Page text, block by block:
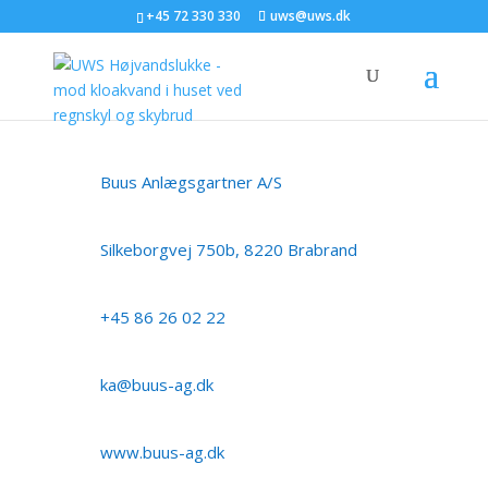
+45 72 330 330 uws@uws.dk
Buus Anlægsgartner A/S
Silkeborgvej 750b, 8220 Brabrand
+45 86 26 02 22
ka@buus-ag.dk
www.buus-ag.dk